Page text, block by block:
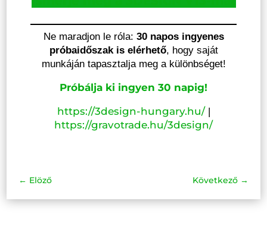
Ne maradjon le róla: 30 napos ingyenes
próbaidőszak is elérhető, hogy saját
munkáján tapasztalja meg a különbséget!
Próbálja ki ingyen 30 napig!
https://3design-hungary.hu/
https://gravotrade.hu/3design/
← Elöző Következő→